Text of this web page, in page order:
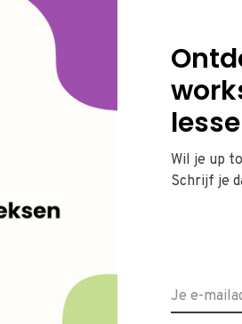
Geen producten gevonden!...
Wil je up
Schrijf je